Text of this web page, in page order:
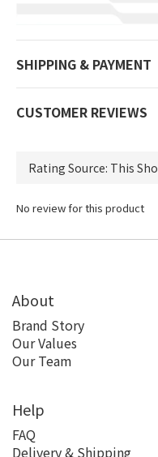
SHIPPING & PAYMENT
CUSTOMER REVIEWS
No review for this product
About
Brand Story
Our Values
Our Team
Help
FAQ
Delivery & Shipping